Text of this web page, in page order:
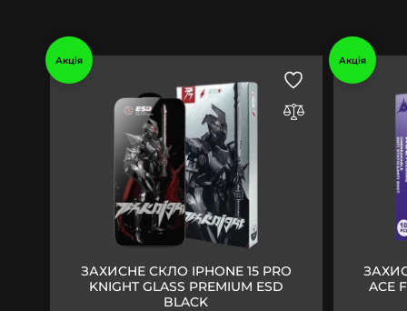
Акція
ЗАХИСНЕ СКЛО IPHONE 15 PRO
KNIGHT GLASS PREMIUM ESD
BLACK
Акція
ACE